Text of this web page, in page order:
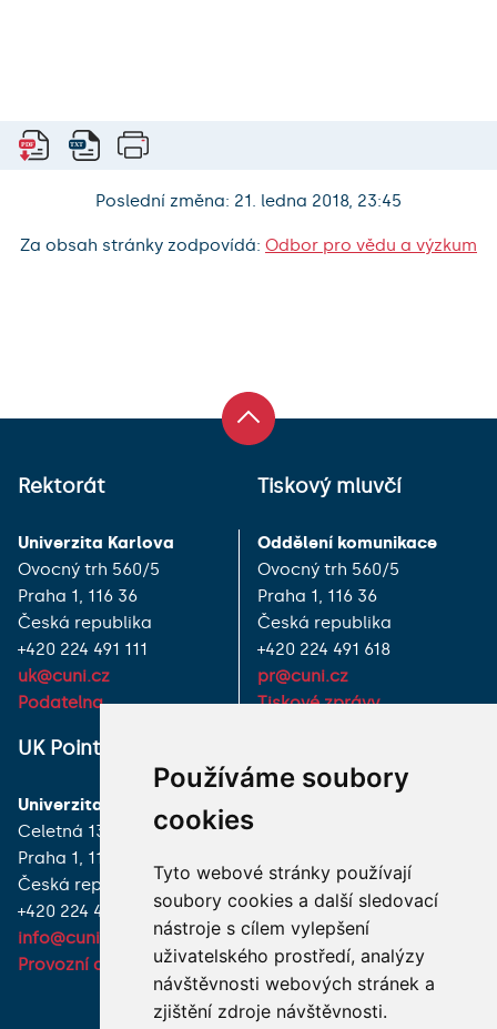
Používáme soubory
cookies
Tyto webové stránky používají
soubory cookies a další sledovací
nástroje s cílem vylepšení
uživatelského prostředí, analýzy
návštěvnosti webových stránek a
zjištění zdroje návštěvnosti.
Poslední změna: 21. ledna 2018, 23:45
Za obsah stránky zodpovídá: Odbor pro vědu a výzkum
Rektorát
Univerzita Karlova
Ovocný trh 560/5
Praha 1, 116 36
Česká republika
+420 224 491 111
uk@cuni.cz
Podatelna
Tiskový mluvčí
Oddělení komunikace
Ovocný trh 560/5
Praha 1, 116 36
Česká republika
+420 224 491 618
pr@cuni.cz
Tiskové zprávy
UK Point
Univerzita Karlova
Celetná 13
Praha 1, 116 36
Česká republika
+420 224 491 850
info@cuni.cz
Provozní doba a kontakty
JAK K NÁM?